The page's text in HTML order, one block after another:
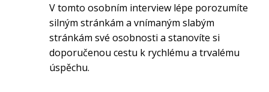
V tomto osobním interview lépe porozumíte
silným stránkám a vnímaným slabým
stránkám své osobnosti a stanovíte si
doporučenou cestu k rychlému a trvalému
úspěchu.